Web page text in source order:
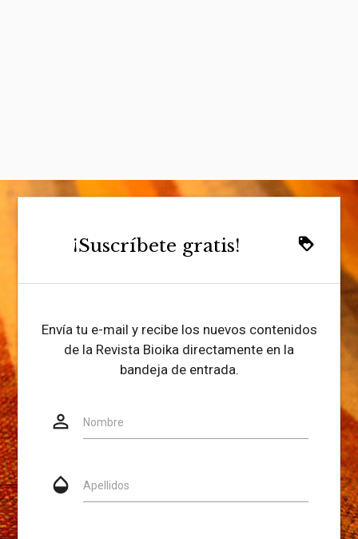
loyalty
¡Suscríbete gratis!
Envía tu e-mail y recibe los nuevos contenidos
de la Revista Bioika directamente en la
bandeja de entrada.
person_outline Nombre
opacity Apellidos
Website